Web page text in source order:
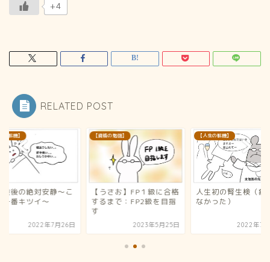
+4
RELATED POST
の転機】
検後の絶対安静〜こ
一番キツイ〜
2022年7月26日
【資格の勉強】
【うさお】FP１級に合格
するまで：FP2級を目指
す
2023年5月25日
【人生の転機】
人生初の腎生検（痛
なかった）
2022年7